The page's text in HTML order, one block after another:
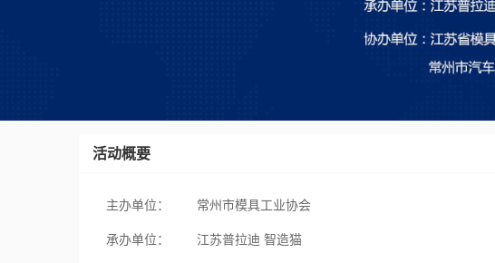
活动概要
主办单位：
常州市模具工业协会
承办单位：
江苏普拉迪 智造猫